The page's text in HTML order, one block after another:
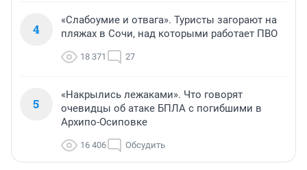
4
«Слабоумие и отвага». Туристы загорают на
пляжах в Сочи, над которыми работает ПВО
18 371 27
5
«Накрылись лежаками». Что говорят
очевидцы об атаке БПЛА с погибшими в
Архипо-Осиповке
16 406 Обсудить